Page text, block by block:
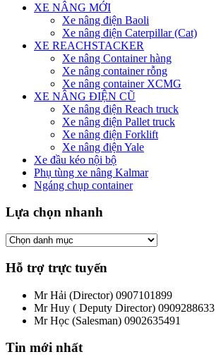
XE NÂNG MỚI
Xe nâng điện Baoli
Xe nâng điện Caterpillar (Cat)
XE REACHSTACKER
Xe nâng Container hàng
Xe nâng container rỗng
Xe nâng container XCMG
XE NÂNG ĐIỆN CŨ
Xe nâng điện Reach truck
Xe nâng điện Pallet truck
Xe nâng điện Forklift
Xe nâng điện Yale
Xe đầu kéo nội bộ
Phụ tùng xe nâng Kalmar
Ngáng chụp container
Lựa chọn nhanh
Hỗ trợ trực tuyến
Mr Hải (Director) 0907101899
Mr Huy ( Deputy Director) 0909288633
Mr Học (Salesman) 0902635491
Tin mới nhất